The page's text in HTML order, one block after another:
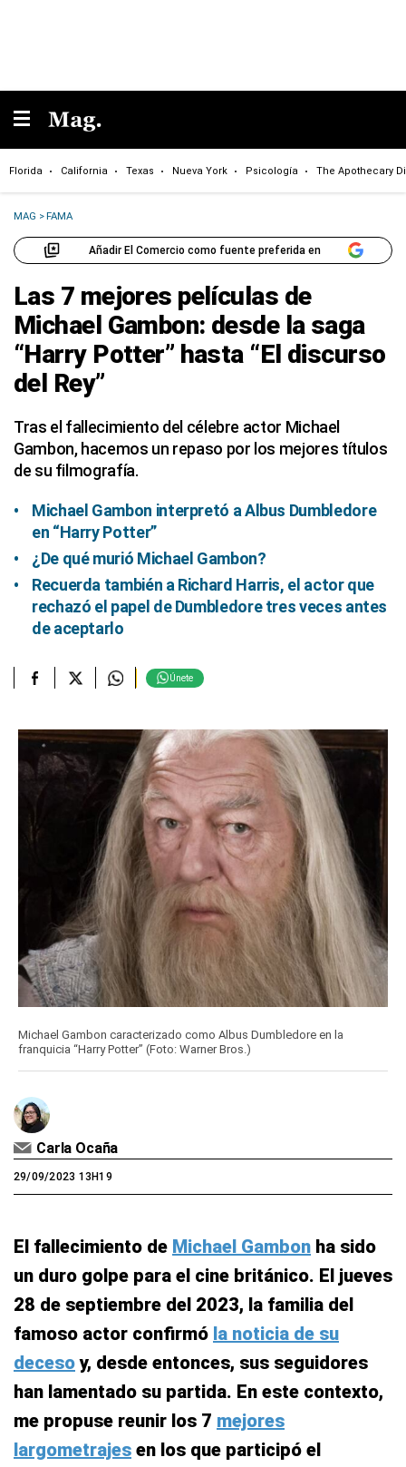
Florida California Texas Nueva York Psicología The Apothecary
MAG >FAMA
Añadir El Comercio como fuente preferida en
Las 7 mejores películas de
Michael Gambon: desde la saga
“Harry Potter” hasta “El discurso
del Rey”
Tras el fallecimiento del célebre actor Michael
Gambon, hacemos un repaso por los mejores títulos
de su filmografía.
Michael Gambon interpretó a Albus Dumbledore
en “Harry Potter”
¿De qué murió Michael Gambon?
Recuerda también a Richard Harris, el actor que
rechazó el papel de Dumbledore tres veces antes
de aceptarlo
Únete
Michael Gambon caracterizado como Albus Dumbledore en la
franquicia “Harry Potter” (Foto: Warner Bros.)
Carla Ocaña
29/09/2023 13H19
El fallecimiento de Michael Gambon ha sido
un duro golpe para el cine británico. El jueves
28 de septiembre del 2023, la familia del
famoso actor confirmó la noticia de su
decesoy, desde entonces, sus seguidores
han lamentado su partida. En este contexto,
me propuse reunir los 7 mejores
largometrajes en los que participó el